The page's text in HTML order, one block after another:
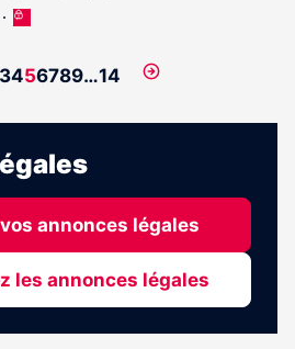
Cet
réservé
abonnés
3456789…14
Page
annonces légales
les annonces légales